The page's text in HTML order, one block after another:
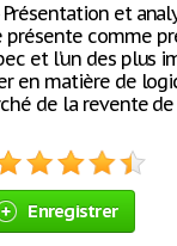
Présentation et
présente comme
et l’un des plus
en matière de
de la revente
Enregistrer